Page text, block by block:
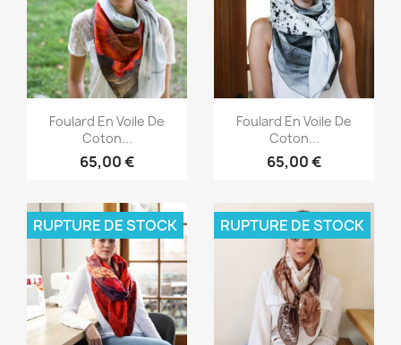
Aperçu rapide
Foulard En Voile De
Coton...
65,00 €
Aperçu rapide
Foulard En Voile De
Coton...
65,00 €
RUPTURE DE STOCK RUPTURE DE STOCK